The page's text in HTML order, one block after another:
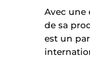
Avec une
de sa
est un